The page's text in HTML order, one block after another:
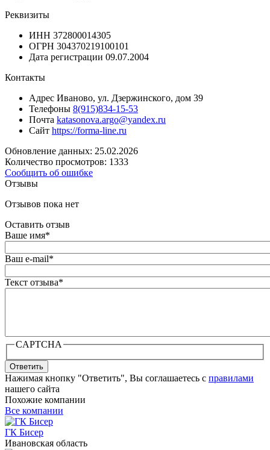
Реквизиты
ИНН 372800014305
ОГРН 304370219100101
Дата регистрации 09.07.2004
Контакты
Адрес Иваново, ул. Дзержинского, дом 39
Телефоны 8(915)834-15-53
Почта katasonova.argo@yandex.ru
Сайт https://forma-line.ru
Обновление данных: 25.02.2026
Количество просмотров: 1333
Сообщить об ошибке
Отзывы
Отзывов пока нет
Оставить отзыв
Ваше имя*
Ваш e-mail*
Текст отзыва*
CAPTCHA
Ответить
Нажимая кнопку "Ответить", Вы соглашаетесь с правилами
нашего сайта
Похожие компании
Все компании
ГК Бисер
Ивановская область